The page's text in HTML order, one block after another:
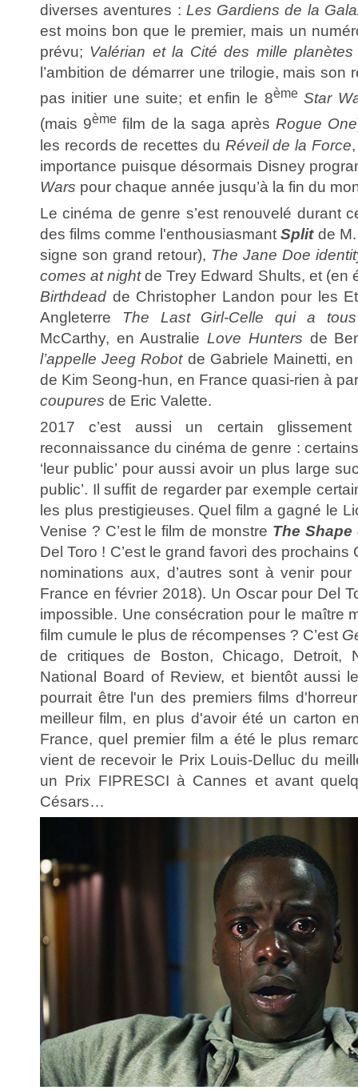
diverses aventures : Les Gardiens de la
est moins bon que le premier, mais un
prévu; Valérian et la Cité des mille planètes
l’ambition de démarrer une trilogie, mais son
pas initier une suite; et enfin le 8ème Star
(mais 9èmefilm de la saga après Rogue One
les records de recettes du Réveil de la Force
importance puisque désormais Disney
Wars pour chaque année jusqu’à la fin du
Le cinéma de genre s’est renouvelé durant
des films comme l'enthousiasmantSplitde M.
signe son grand retour), The Jane Doe
comes at nightde Trey Edward Shults, et (en
Birthdead de Christopher Landon pour les
Angleterre The Last Girl-Celle qui a
McCarthy, en AustralieLove Hunters de
l’appelle Jeeg Robotde Gabriele Mainetti,
de Kim Seong-hun, en France quasi-rien à
coupures de Eric Valette.
2017 c’est aussi un certain
reconnaissance du cinéma de genre :
‘leur public’ pour aussi avoir un plus large
public’. Il suffit de regarder par exemple
les plus prestigieuses. Quel film a gagné le
Venise ? C’est le film de monstre The Shape
Del Toro ! C’est le grand favori des
nominations aux, d’autres sont à venir
France en février 2018). Un Oscar pour Del
impossible. Une consécration pour le maître
film cumule le plus de récompenses ? C’est
de critiques de Boston, Chicago, Detroit,
National Board of Review, et bientôt aussi
pourrait être l'un des premiers films
meilleur film, en plus d'avoir été un carton
France, quel premier film a été le plus
vient de recevoir le Prix Louis-Delluc du
un Prix FIPRESCI à Cannes et avant
Césars…